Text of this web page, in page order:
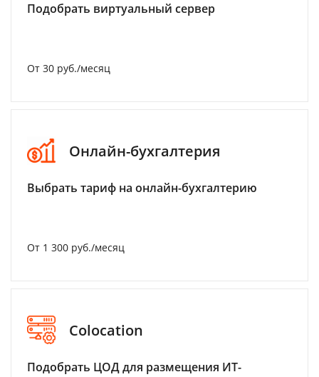
Подобрать виртуальный сервер
От 30 руб./месяц
Онлайн-бухгалтерия
Выбрать тариф на онлайн-бухгалтерию
От 1 300 руб./месяц
Colocation
Подобрать ЦОД для размещения ИТ-